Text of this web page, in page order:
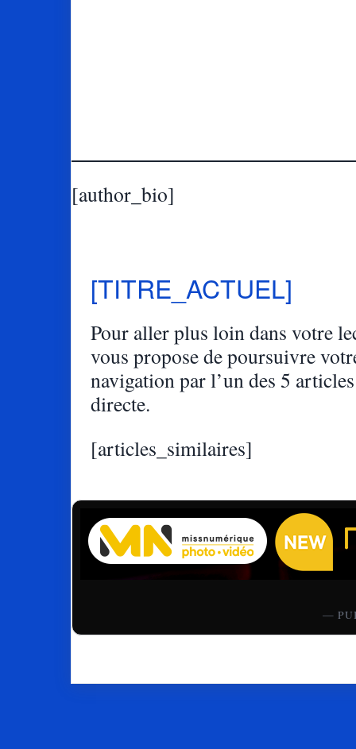
[author_bio]
[TITRE_ACTUEL]
Pour aller plus loin dans votre
vous propose de poursuivre
navigation par l’un des 5
directe.
[articles_similaires]
—